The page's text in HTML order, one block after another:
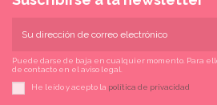
Puede darse de baja en cualquier momento. Para
de contacto en el aviso legal.
He leído y acepto la política de privacidad